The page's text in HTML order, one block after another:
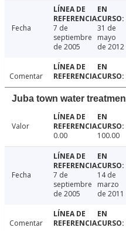
Fecha
7 de
septiembre
de 2005
31 de
mayo
de 2012
Comentar
Juba town water
Valor
0.00
100.00
Fecha
7 de
septiembre
de 2005
14 de
marzo
de 2011
Comentar